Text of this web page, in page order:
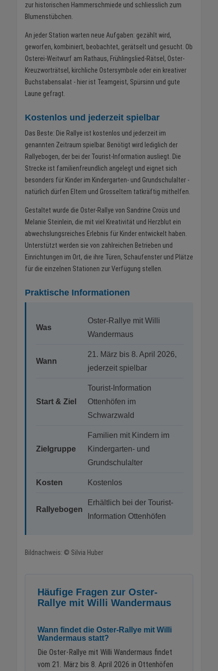
zur historischen Hammerschmiede und schliesslich zum
Blumenstübchen.
An jeder Station warten neue Aufgaben: gezählt wird,
geworfen, kombiniert, beobachtet, gerätselt und gesucht. Ob
Osterei-Weitwurf am Rathaus, Frühlingslied-Rätsel, Oster-
Kreuzworträtsel, kirchliche Ostersymbole oder ein kreativer
Buchstabensalat - hier ist Teamgeist, Spürsinn und gute
Laune gefragt.
Kostenlos und jederzeit spielbar
Das Beste: Die Rallye ist kostenlos und jederzeit im
genannten Zeitraum spielbar. Benötigt wird lediglich der
Rallyebogen, der bei der Tourist-Information ausliegt. Die
Strecke ist familienfreundlich angelegt und eignet sich
besonders für Kinder im Kindergarten- und Grundschulalter -
natürlich dürfen Eltern und Grosseltern tatkräftig mithelfen.
Gestaltet wurde die Oster-Rallye von Sandrine Croüs und
Melanie Steinlein, die mit viel Kreativität und Herzblut ein
abwechslungsreiches Erlebnis für Kinder entwickelt haben.
Unterstützt werden sie von zahlreichen Betrieben und
Einrichtungen im Ort, die ihre Türen, Schaufenster und Plätze
für die einzelnen Stationen zur Verfügung stellen.
Praktische Informationen
Was
Oster-Rallye mit Willi
Wandermaus
Wann
21. März bis 8. April 2026,
jederzeit spielbar
Start & Ziel
Tourist-Information
Ottenhöfen im
Schwarzwald
Zielgruppe
Familien mit Kindern im
Kindergarten- und
Grundschulalter
Kosten Kostenlos
Rallyebogen
Erhältlich bei der Tourist-
Information Ottenhöfen
Bildnachweis: © Silvia Huber
Häufige Fragen zur Oster-
Rallye mit Willi Wandermaus
Wann findet die Oster-Rallye mit Willi
Wandermaus statt?
Die Oster-Rallye mit Willi Wandermaus findet
vom 21. März bis 8. April 2026 in Ottenhöfen